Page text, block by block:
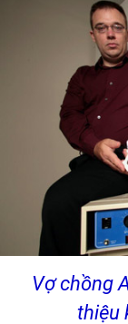
Vợ chồng
thiệu